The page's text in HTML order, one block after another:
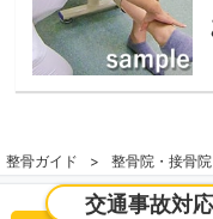
整骨ガイド 整骨院・接骨院
交通事故対